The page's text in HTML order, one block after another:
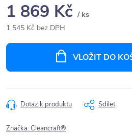
1 869 Kč / ks
1 545 Kč bez DPH
VLOŽIT DO
Dotaz k produktu Sdílet
Značka:Cleancraft®